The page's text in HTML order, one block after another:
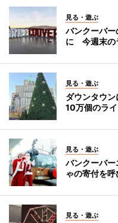
見る・遊ぶ
バンクーバ
に 今週末の
見る・遊ぶ
ダウンタウ
10万個のラ
見る・遊ぶ
バンクーバ
ゃの寄付を呼
見る・遊ぶ